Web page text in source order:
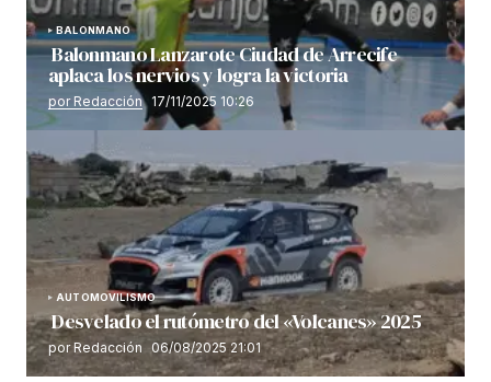
BALONMANO
Balonmano Lanzarote Ciudad de Arrecife
aplaca los nervios y logra la victoria
por Redacción 17/11/2025 10:26
AUTOMOVILISMO
Desvelado el rutómetro del «Volcanes» 2025
por Redacción 06/08/2025 21:01